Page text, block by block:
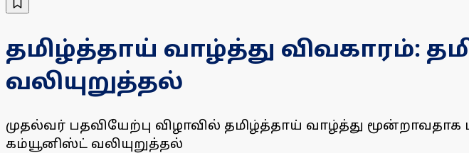
தமிழ்த்தாய் வாழ்த்து விவகாரம்:
வலியுறுத்தல்
முதல்வர் பதவியேற்பு விழாவில் தமிழ்த்தாய் வாழ்த்து
கம்யூனிஸ்ட் வலியுறுத்தல்